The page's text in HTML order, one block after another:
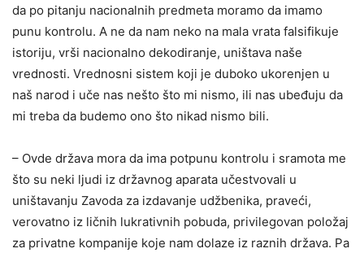
da po pitanju nacionalnih predmeta moramo da imamo
punu kontrolu. A ne da nam neko na mala vrata falsifikuje
istoriju, vrši nacionalno dekodiranje, uništava naše
vrednosti. Vrednosni sistem koji je duboko ukorenjen u
naš narod i uče nas nešto što mi nismo, ili nas ubeđuju da
mi treba da budemo ono što nikad nismo bili.
– Ovde država mora da ima potpunu kontrolu i sramota me
što su neki ljudi iz državnog aparata učestvovali u
uništavanju Zavoda za izdavanje udžbenika, praveći,
verovatno iz ličnih lukrativnih pobuda, privilegovan položaj
za privatne kompanije koje nam dolaze iz raznih država. Pa